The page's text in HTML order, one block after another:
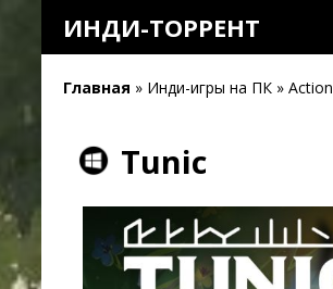
ИНДИ-ТОРРЕНТ
Главная » Инди-игры на ПК » Action
Tunic